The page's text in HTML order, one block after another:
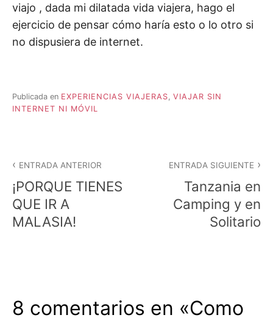
viajo , dada mi dilatada vida viajera, hago el
ejercicio de pensar cómo haría esto o lo otro si
no dispusiera de internet.
Publicada en EXPERIENCIAS VIAJERAS VIAJAR SIN
INTERNET NI MÓVIL
de
entradas
ENTRADA ANTERIOR
¡PORQUE TIENES
QUE IR A
MALASIA!
ENTRADA SIGUIENTE
Tanzania en
Camping y en
Solitario
8 comentarios en «Como